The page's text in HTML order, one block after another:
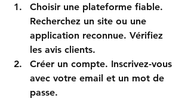
Choisir une plateforme fiable.
Recherchez un site ou une
application reconnue. Vérifiez
les avis clients.
Créer un compte. Inscrivez-vous
avec votre email et un mot de
passe.